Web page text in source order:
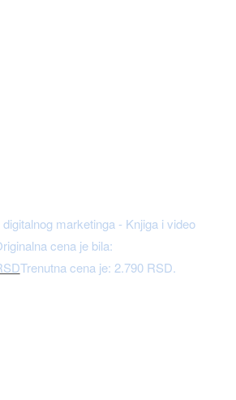
marketinga - Knjiga i video
cena je bila:
Trenutna cena je: 2.790 RSD.